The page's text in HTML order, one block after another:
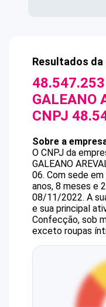
Resultados
GALEANO
CNPJ
Sobre a
O CNPJ da
GALEANO
06. Com sede em
anos, 8 meses e
08/11/2022. A
e sua principal
Confecção, sob
exceto roupas